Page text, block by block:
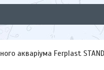
акваріума Ferplast